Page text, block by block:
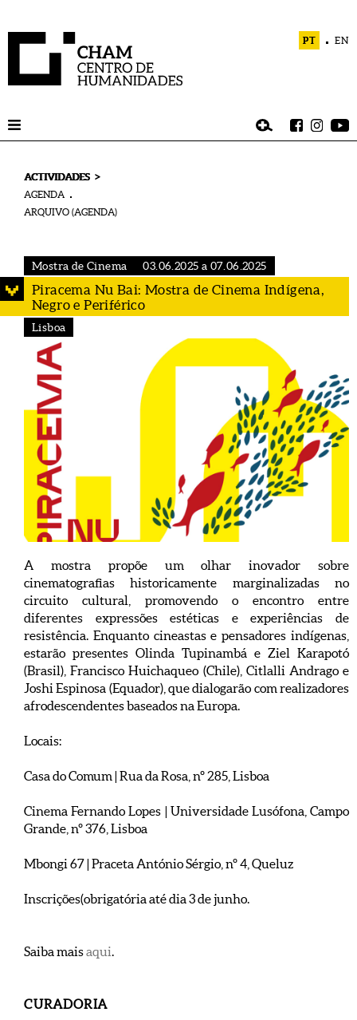
PT EN
ACTIVIDADES >
AGENDA
ARQUIVO (AGENDA)
Mostra de Cinema 03.06.2025 a 07.06.2025
Piracema Nu Bai: Mostra de Cinema Indígena,
Negro e Periférico
Lisboa
A mostra propõe um olhar inovador sobre
cinematografias historicamente marginalizadas no
circuito cultural, promovendo o encontro entre
diferentes expressões estéticas e experiências de
resistência. Enquanto cineastas e pensadores indígenas,
estarão presentes Olinda Tupinambá e Ziel Karapotó
(Brasil), Francisco Huichaqueo (Chile), Citlalli Andrago e
Joshi Espinosa (Equador), que dialogarão com realizadores
afrodescendentes baseados na Europa.
Locais:
Casa do Comum | Rua da Rosa, nº 285, Lisboa
Cinema Fernando Lopes | Universidade Lusófona, Campo
Grande, nº 376, Lisboa
Mbongi 67 | Praceta António Sérgio, nº 4, Queluz
Inscrições(obrigatória até dia 3 de junho.
Saiba maisaqui.
CURADORIA